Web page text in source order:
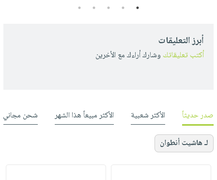
1
2
3
4
5
أبرز التعليقات
أكتب تعليقاتك وشارك أراءك مع الأخرين
صدر حديثاً الأكثر شعبية الأكثر مبيعاً هذا الشهر شحن مجاني
لـ هاشيت أنطوان